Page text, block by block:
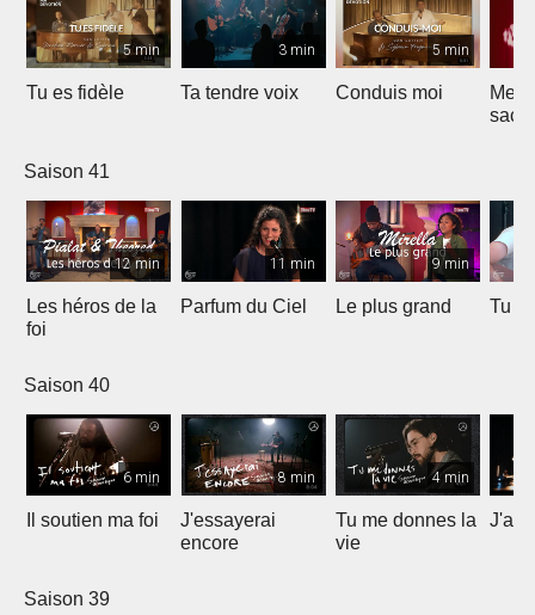
5 min
Tu es fidèle
3 min
Ta tendre voix
5 min
Conduis moi
Saison 41
12 min
Les héros de la
foi
11 min
Parfum du Ciel
9 min
Le plus grand Tu
Saison 40
6 min
Il soutien ma foi
8 min
J'essayerai
encore
4 min
Tu me donnes la
vie
J'ai
Saison 39